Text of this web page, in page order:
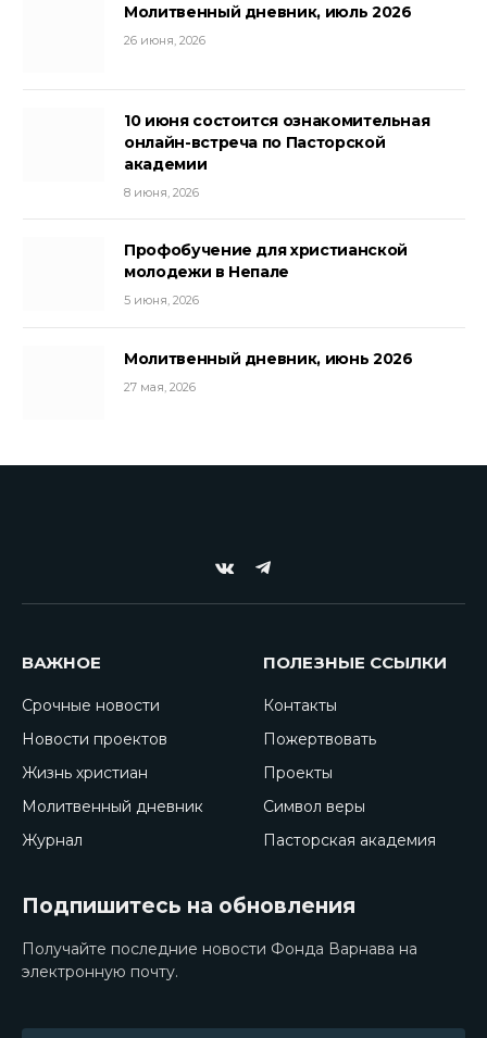
Молитвенный дневник, июль 2026
26 июня, 2026
10 июня состоится ознакомительная
онлайн-встреча по Пасторской
академии
8 июня, 2026
Профобучение для христианской
молодежи в Непале
5 июня, 2026
Молитвенный дневник, июнь 2026
27 мая, 2026
VKontakte
Telegram
ВАЖНОЕ
Срочные новости
Новости проектов
Жизнь христиан
Молитвенный дневник
Журнал
ПОЛЕЗНЫЕ ССЫЛКИ
Контакты
Пожертвовать
Проекты
Символ веры
Пасторская академия
Подпишитесь на обновления
Получайте последние новости Фонда Варнава на
электронную почту.